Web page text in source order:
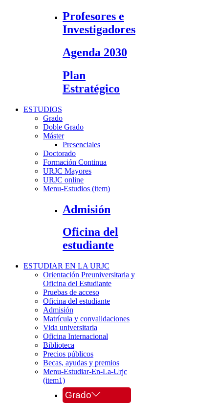
Profesores e
Investigadores
Agenda 2030
Plan
Estratégico
ESTUDIOS
Grado
Doble Grado
Máster
Presenciales
Doctorado
Formación Continua
URJC Mayores
URJC online
Menu-Estudios (item)
Admisión
Oficina del
estudiante
ESTUDIAR EN LA URJC
Orientación Preuniversitaria y
Oficina del Estudiante
Pruebas de acceso
Oficina del estudiante
Admisión
Matrícula y convalidaciones
Vida universitaria
Oficina Internacional
Biblioteca
Precios públicos
Becas, ayudas y premios
Menu-Estudiar-En-La-Urjc
(item1)
Grado